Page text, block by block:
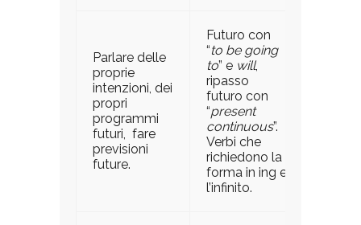
Parlare delle
proprie
intenzioni, dei
propri
programmi
futuri, fare
previsioni
future.
Futuro con
“to be going
to” e will,
ripasso
futuro con
“present
continuous”.
Verbi che
richiedono la
forma in ing e
l’infinito.